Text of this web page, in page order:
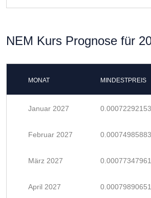
NEM Kurs Prognose für
MONAT MINDESTPREIS
Januar 2027
Februar 2027
März 2027
April 2027